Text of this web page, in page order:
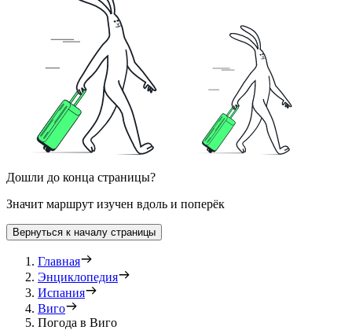
Дошли до конца страницы?
Значит маршрут изучен вдоль и поперёк
Вернуться к началу страницы
Главная
Энциклопедия
Испания
Виго
Погода в Виго